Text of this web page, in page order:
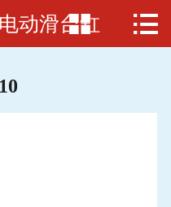
 首页
动滑台缸
 